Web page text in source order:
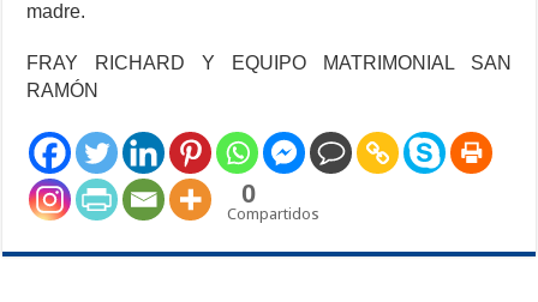
madre.
FRAY RICHARD Y EQUIPO MATRIMONIAL SAN
RAMÓN
0
Compartidos